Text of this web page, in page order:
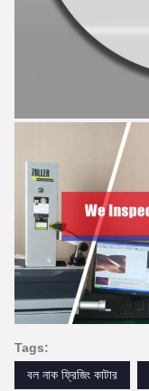
Tags:
বল নাক ফ্রিজিং কাটার